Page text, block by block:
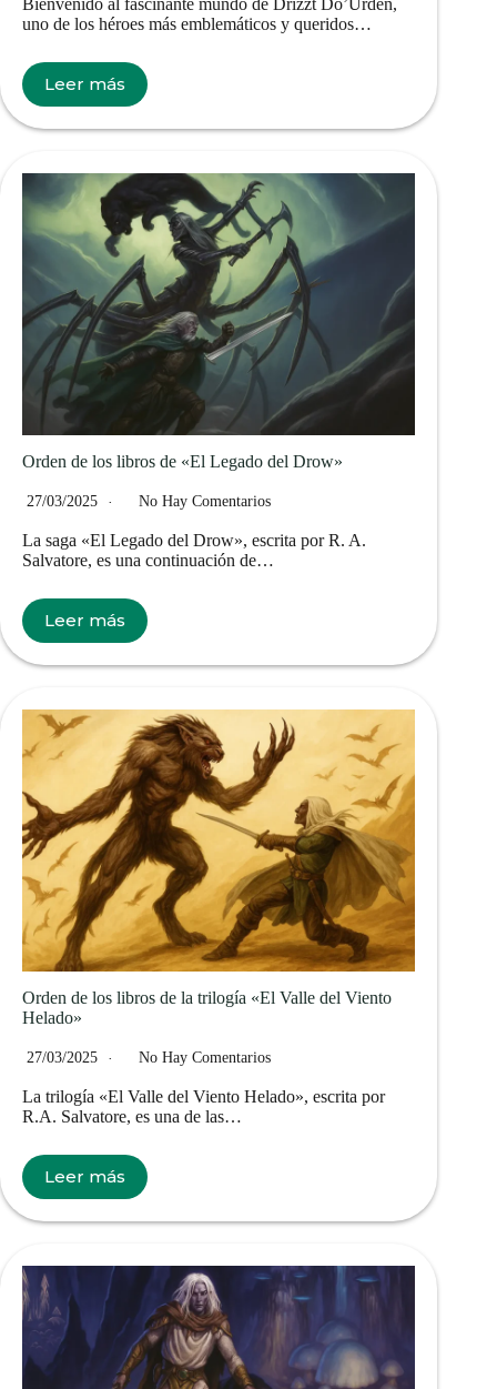
uno de los héroes más emblemáticos y queridos…
Leer más
Orden de los libros de «El Legado del Drow»
27/03/2025 No Hay Comentarios
La saga «El Legado del Drow», escrita por R. A.
Salvatore, es una continuación de…
Leer más
Orden de los libros de la trilogía «El Valle del Viento
Helado»
27/03/2025 No Hay Comentarios
La trilogía «El Valle del Viento Helado», escrita por
R.A. Salvatore, es una de las…
Leer más